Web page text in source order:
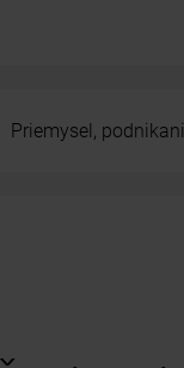
Priemysel,